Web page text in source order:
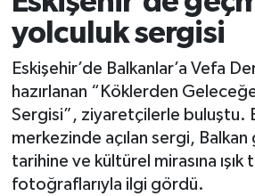
yolculuk sergisi
Eskişehir’de Balkanlar’a Vefa
hazırlanan “Köklerden
Sergisi”, ziyaretçilerle buluştu.
merkezinde açılan sergi,
tarihine ve kültürel mirasına ışık
fotoğraflarıyla ilgi gördü.
Süper Lig Puan Durumu ve
Tüm Manşetler
Son Dakika Haberleri
Haber Arşivi